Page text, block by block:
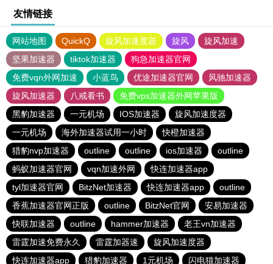
友情链接
网站地图 QuickQ 旋风加速度器 旋风
旋风加速
坚果加速器
tiktok加速器
狗急加速器官网
免费vqn外网加速
小蓝鸟 优途加速器官网
风驰加速器
旋风加速器
八戒看书
免费vps加速器外网苹果版
黑豹加速器
一元机场 IOS加速器
旋风加速度器
一元机场
海外加速器试用一小时
快橙加速器
猎豹nvp加速器
outline outline ios加速器
outline
蚂蚁加速器官网
vqn加速外网
快连加速器app
tyl加速器官网
BitzNet加速器 快连加速器app
outline
香蕉加速器官网正版
outline BitzNet官网
安易加速器
快联加速器
outline hammer加速器
老王vn加速器
雷霆加速免费永久
雷霆加器速
旋风加速度器
快连加速器app
猎豹加速器 1元机场 闪电猫加速器